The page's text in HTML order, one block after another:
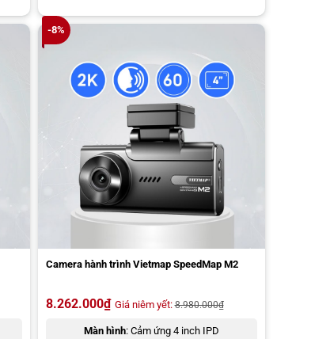
-8%
Camera hành trình Vietmap SpeedMap M2
8.262.000₫ Giá niêm yết:8.980.000₫
Màn hình: Cảm ứng 4 inch IPD